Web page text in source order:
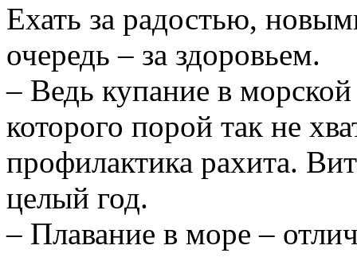
Ехать за радостью,
очередь – за здоровьем.
– Ведь купание в морской
которого порой так не
профилактика рахита.
целый год.
– Плавание в море –